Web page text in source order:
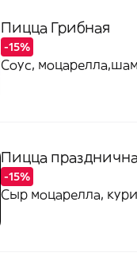
Пицца Грибная
-15%
Соус,
Пицца
-15%
Сыр моцарелла,